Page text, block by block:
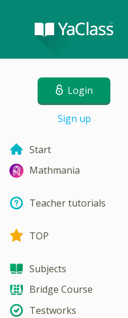
Login
Sign up
Start
Mathmania
Teacher tutorials
TOP
Subjects
Bridge Course
Testworks